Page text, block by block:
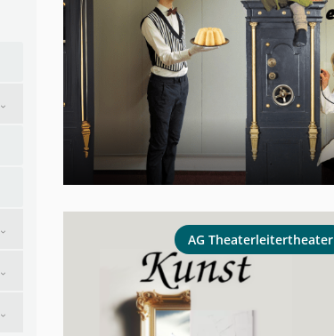
Show
Show
Show
Show
AG Theaterleitertheater